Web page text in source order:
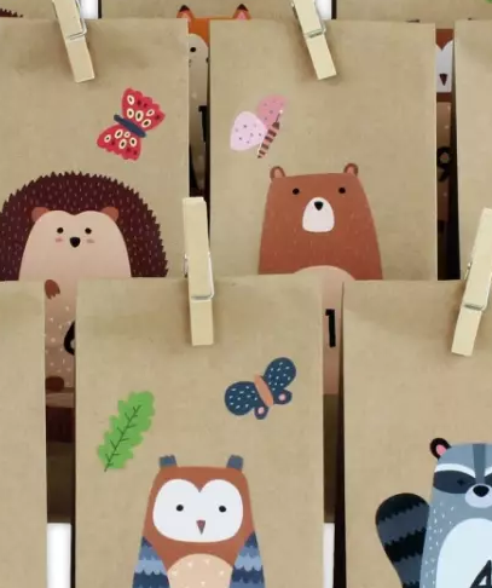
Produkt bewerten
Tieren
Nein
Kalendertyp:Kalender zum Befüllen
Alkoholhaltig:
Hersteller:
G. Wurm
Hersteller-Artikel-Nr.:
10036909
Unsere-Artikel-Nr.: NY4GZBBMV
EAN: 4251450909948